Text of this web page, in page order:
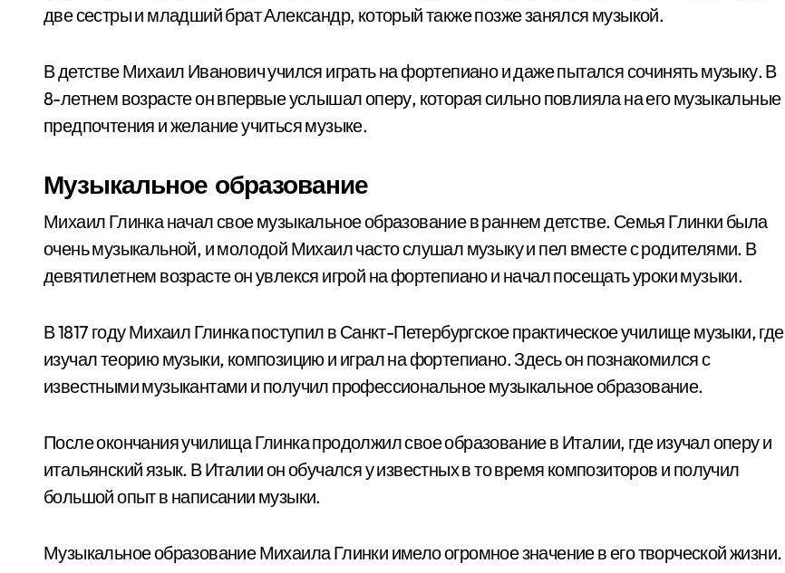
две сестры и младший брат Александр, который также позже занялся музыкой.
В детстве Михаил Иванович учился играть на фортепиано и даже пытался сочинять музыку. В
8-летнем возрасте он впервые услышал оперу, которая сильно повлияла на его музыкальные
предпочтения и желание учиться музыке.
Музыкальное образование
Михаил Глинка начал свое музыкальное образование в раннем детстве. Семья Глинки была
очень музыкальной, и молодой Михаил часто слушал музыку и пел вместе с родителями. В
девятилетнем возрасте он увлекся игрой на фортепиано и начал посещать уроки музыки.
В 1817 году Михаил Глинка поступил в Санкт-Петербургское практическое училище музыки, где
изучал теорию музыки, композицию и играл на фортепиано. Здесь он познакомился с
известными музыкантами и получил профессиональное музыкальное образование.
После окончания училища Глинка продолжил свое образование в Италии, где изучал оперу и
итальянский язык. В Италии он обучался у известных в то время композиторов и получил
большой опыт в написании музыки.
Музыкальное образование Михаила Глинки имело огромное значение в его творческой жизни.